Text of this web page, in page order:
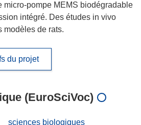
micro-pompe MEMS biodégradable
intégré. Des études in vivo
modèles de rats.
du projet
(EuroSciVoc)
sciences biologiques